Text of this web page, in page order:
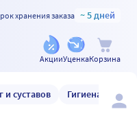
хранения заказа ~ 5 дней
АкцииУценкаКорзина
и суставов Гигиена и уход